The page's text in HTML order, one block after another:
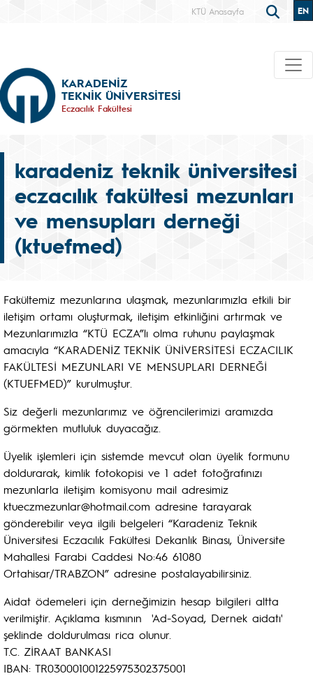
KTÜ Anasayfa EN
KARADENİZ
TEKNİK ÜNİVERSİTESİ
Eczacılık Fakültesi
karadeniz teknik üniversitesi
eczacılık fakültesi mezunları
ve mensupları derneği
(ktuefmed)
Fakültemiz mezunlarına ulaşmak, mezunlarımızla etkili bir
iletişim ortamı oluşturmak, iletişim etkinliğini artırmak ve
Mezunlarımızla “KTÜ ECZA”lı olma ruhunu paylaşmak
amacıyla “KARADENİZ TEKNİK ÜNİVERSİTESİ ECZACILIK
FAKÜLTESİ MEZUNLARI VE MENSUPLARI DERNEĞİ
(KTUEFMED)” kurulmuştur.
Siz değerli mezunlarımız ve öğrencilerimizi aramızda
görmekten mutluluk duyacağız.
Üyelik işlemleri için sistemde mevcut olan üyelik formunu
doldurarak, kimlik fotokopisi ve 1 adet fotoğrafınızı
mezunlarla iletişim komisyonu mail adresimiz
ktueczmezunlar@hotmail.com adresine tarayarak
gönderebilir veya ilgili belgeleri “Karadeniz Teknik
Üniversitesi Eczacılık Fakültesi Dekanlık Binası, Üniversite
Mahallesi Farabi Caddesi No:46 61080
Ortahisar/TRABZON” adresine postalayabilirsiniz.
Aidat ödemeleri için derneğimizin hesap bilgileri altta
verilmiştir. Açıklama kısmının 'Ad-Soyad, Dernek aidatı'
şeklinde doldurulması rica olunur.
T.C. ZİRAAT BANKASI
IBAN: TR030001001225975302375001